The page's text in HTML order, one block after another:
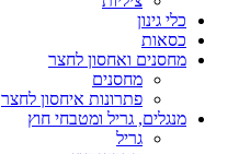
כלי גינון
כסאות
מחסנים ואחסון לחצר
מחסנים
פתרונות איחסון לחצר
מנגלים, גריל ומטבחי חוץ
גריל